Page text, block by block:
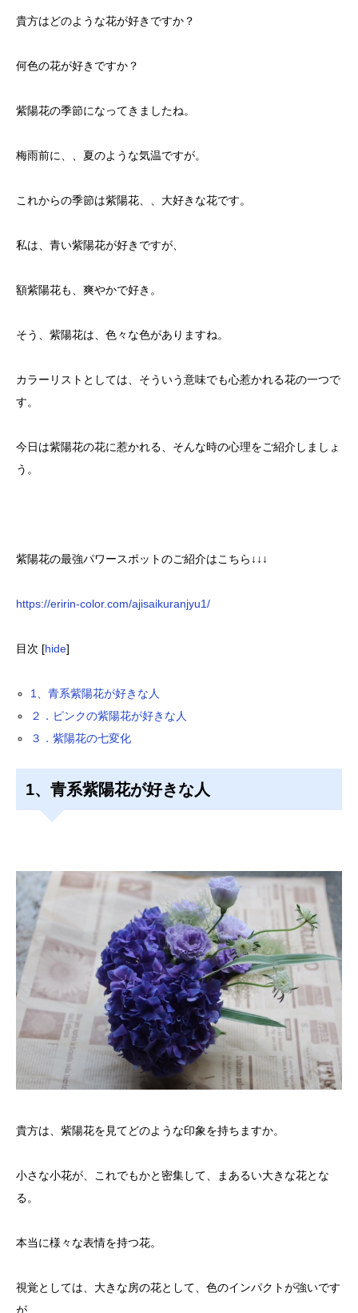
貴方はどのような花が好きですか？
何色の花が好きですか？
紫陽花の季節になってきましたね。
梅雨前に、、夏のような気温ですが。
これからの季節は紫陽花、、大好きな花です。
私は、青い紫陽花が好きですが、
額紫陽花も、爽やかで好き。
そう、紫陽花は、色々な色がありますね。
カラーリストとしては、そういう意味でも心惹かれる花の一つで
す。
今日は紫陽花の花に惹かれる、そんな時の心理をご紹介しましょ
う。
紫陽花の最強パワースポットのご紹介はこちら↓↓↓
https://eririn-color.com/ajisaikuranjyu1/
目次 [hide]
1、青系紫陽花が好きな人
２．ピンクの紫陽花が好きな人
３．紫陽花の七変化
1、青系紫陽花が好きな人
貴方は、紫陽花を見てどのような印象を持ちますか。
小さな小花が、これでもかと密集して、まあるい大きな花とな
る。
本当に様々な表情を持つ花。
視覚としては、大きな房の花として、色のインパクトが強いです
が、